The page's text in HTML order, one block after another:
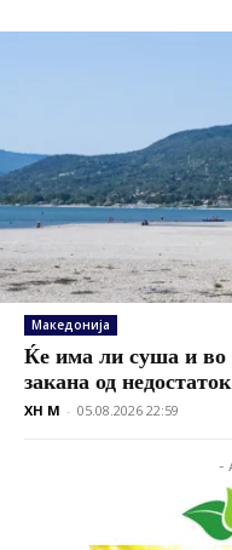
Македонија
Ќе има ли суша и во
закана од
XH M - 05.08.2026 22:59
-